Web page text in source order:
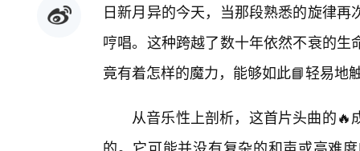
日新月异的今天，当那段熟悉的旋律
哼唱。这种跨越了数十年依然不衰的
竟有着怎样的魔力，能够如此📘轻易地
从音乐性上剖析，这首片头曲的